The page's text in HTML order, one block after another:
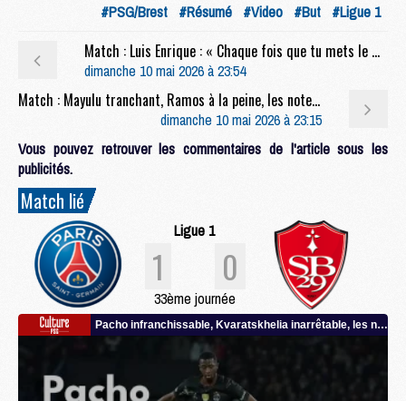
#PSG/Brest #Résumé #Video #But #Ligue 1
Match : Luis Enrique : « Chaque fois que tu mets le maillot du PSG, tu dois être performant »
dimanche 10 mai 2026 à 23:54
Match : Mayulu tranchant, Ramos à la peine, les notes de PSG/Brest (1-0)
dimanche 10 mai 2026 à 23:15
Vous pouvez retrouver les commentaires de l'article sous les
publicités.
Match lié
Ligue 1
1 0
33ème journée